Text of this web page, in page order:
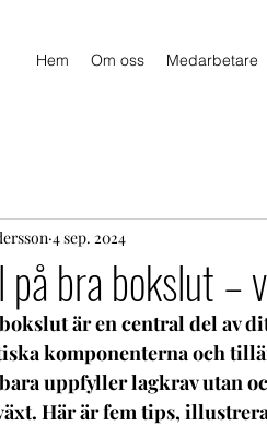
Hem Om oss Medarbetare
på bra bokslut –
4 sep. 2024
är en central del av
komponenterna och
uppfyller lagkrav utan
Här är fem tips,